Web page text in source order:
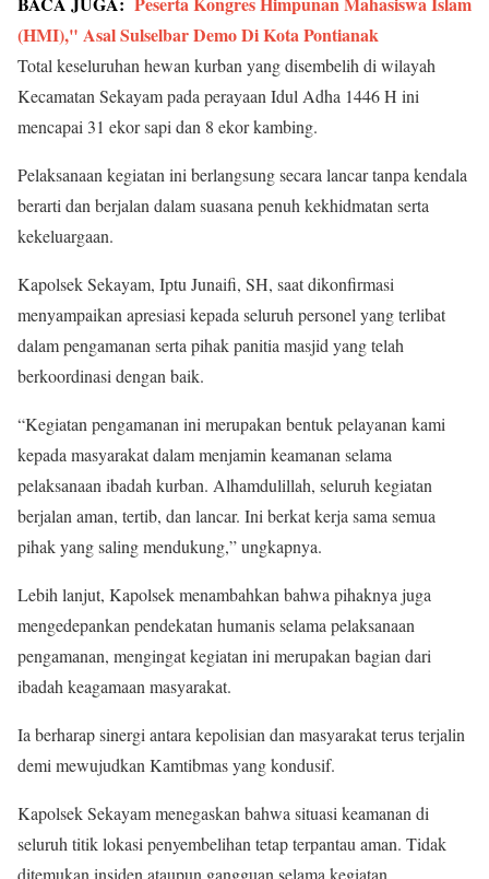
(HMI)," Asal Sulselbar Demo Di Kota Pontianak
Total keseluruhan hewan kurban yang disembelih di wilayah
Kecamatan Sekayam pada perayaan Idul Adha 1446 H ini
mencapai 31 ekor sapi dan 8 ekor kambing.
Pelaksanaan kegiatan ini berlangsung secara lancar tanpa kendala
berarti dan berjalan dalam suasana penuh kekhidmatan serta
kekeluargaan.
Kapolsek Sekayam, Iptu Junaifi, SH, saat dikonfirmasi
menyampaikan apresiasi kepada seluruh personel yang terlibat
dalam pengamanan serta pihak panitia masjid yang telah
berkoordinasi dengan baik.
“Kegiatan pengamanan ini merupakan bentuk pelayanan kami
kepada masyarakat dalam menjamin keamanan selama
pelaksanaan ibadah kurban. Alhamdulillah, seluruh kegiatan
berjalan aman, tertib, dan lancar. Ini berkat kerja sama semua
pihak yang saling mendukung,” ungkapnya.
Lebih lanjut, Kapolsek menambahkan bahwa pihaknya juga
mengedepankan pendekatan humanis selama pelaksanaan
pengamanan, mengingat kegiatan ini merupakan bagian dari
ibadah keagamaan masyarakat.
Ia berharap sinergi antara kepolisian dan masyarakat terus terjalin
demi mewujudkan Kamtibmas yang kondusif.
Kapolsek Sekayam menegaskan bahwa situasi keamanan di
seluruh titik lokasi penyembelihan tetap terpantau aman. Tidak